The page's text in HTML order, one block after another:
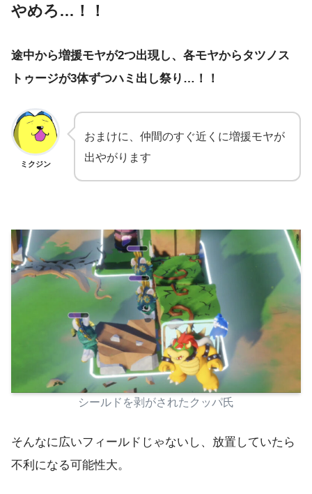
やめろ…！！
途中から増援モヤが2つ出現し、各モヤからタツノス
トゥージが3体ずつハミ出し祭り…！！
ミクジン
おまけに、仲間のすぐ近くに増援モヤが
出やがります
シールドを剥がされたクッパ氏
そんなに広いフィールドじゃないし、放置していたら
不利になる可能性大。